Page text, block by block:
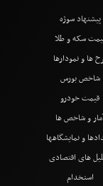
پیشنهاد سوژه
سکه و طلا
ها و نمودارها
شاخص بورس
قیمت خودرو
و شاخص ها
و نمایشگاهها
های اقتصادی
استخدام